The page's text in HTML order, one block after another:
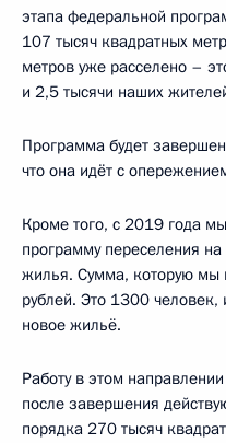
этапа федеральной
107 тысяч квадратных
метров уже расселено –
и 2,5 тысячи наших
Программа будет
что она идёт с
Кроме того, с 2019 года
программу переселения
жилья. Сумма, которую
рублей. Это 1300 человек,
новое жильё.
Работу в этом
после завершения
порядка 270 тысяч